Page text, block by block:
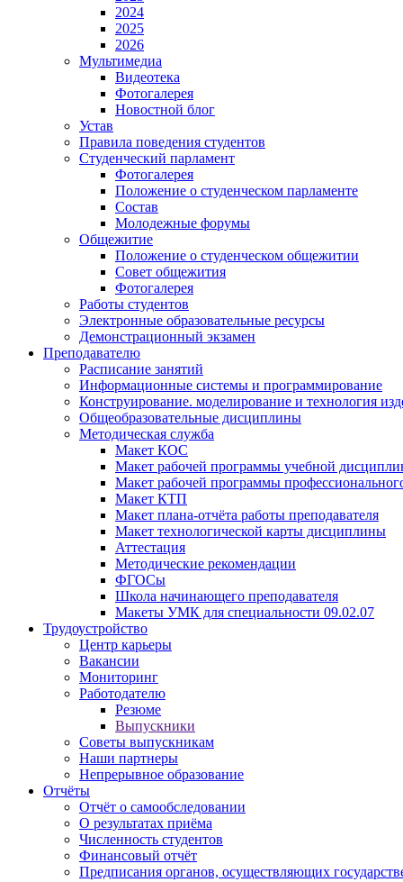
2024
2025
2026
Мультимедиа
Видеотека
Фотогалерея
Новостной блог
Устав
Правила поведения студентов
Студенческий парламент
Фотогалерея
Положение о студенческом парламенте
Состав
Молодежные форумы
Общежитие
Положение о студенческом общежитии
Совет общежития
Фотогалерея
Работы студентов
Электронные образовательные ресурсы
Демонстрационный экзамен
Преподавателю
Расписание занятий
Информационные системы и программирование
Конструирование. моделирование и технология
Общеобразовательные дисциплины
Методическая служба
Макет КОС
Макет рабочей программы учебной
Макет рабочей программы
Макет КТП
Макет плана-отчёта работы преподавателя
Макет технологической карты дисциплины
Аттестация
Методические рекомендации
ФГОСы
Школа начинающего преподавателя
Макеты УМК для специальности 09.02.07
Трудоустройство
Центр карьеры
Вакансии
Мониторинг
Работодателю
Резюме
Выпускники
Советы выпускникам
Наши партнеры
Непрерывное образование
Отчёты
Отчёт о самообследовании
О результатах приёма
Численность студентов
Финансовый отчёт
Предписания органов, осуществляющих